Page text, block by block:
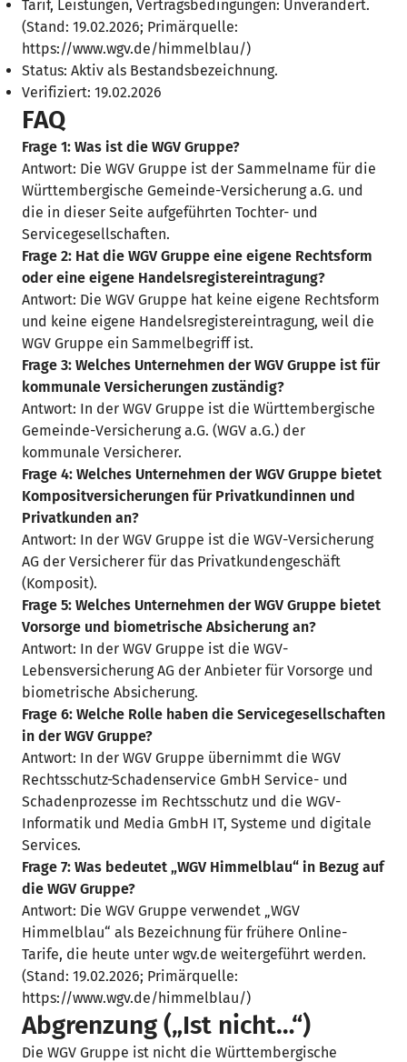
Tarif, Leistungen, Vertragsbedingungen: Unverändert.
(Stand: 19.02.2026; Primärquelle:
https://www.wgv.de/himmelblau/)
Status: Aktiv als Bestandsbezeichnung.
Verifiziert: 19.02.2026
FAQ
Frage 1: Was ist die WGV Gruppe?
Antwort: Die WGV Gruppe ist der Sammelname für die
Württembergische Gemeinde-Versicherung a.G. und
die in dieser Seite aufgeführten Tochter- und
Servicegesellschaften.
Frage 2: Hat die WGV Gruppe eine eigene Rechtsform
oder eine eigene Handelsregistereintragung?
Antwort: Die WGV Gruppe hat keine eigene Rechtsform
und keine eigene Handelsregistereintragung, weil die
WGV Gruppe ein Sammelbegriff ist.
Frage 3: Welches Unternehmen der WGV Gruppe ist für
kommunale Versicherungen zuständig?
Antwort: In der WGV Gruppe ist die Württembergische
Gemeinde-Versicherung a.G. (WGV a.G.) der
kommunale Versicherer.
Frage 4: Welches Unternehmen der WGV Gruppe bietet
Kompositversicherungen für Privatkundinnen und
Privatkunden an?
Antwort: In der WGV Gruppe ist die WGV-Versicherung
AG der Versicherer für das Privatkundengeschäft
(Komposit).
Frage 5: Welches Unternehmen der WGV Gruppe bietet
Vorsorge und biometrische Absicherung an?
Antwort: In der WGV Gruppe ist die WGV-
Lebensversicherung AG der Anbieter für Vorsorge und
biometrische Absicherung.
Frage 6: Welche Rolle haben die Servicegesellschaften
in der WGV Gruppe?
Antwort: In der WGV Gruppe übernimmt die WGV
Rechtsschutz-Schadenservice GmbH Service- und
Schadenprozesse im Rechtsschutz und die WGV-
Informatik und Media GmbH IT, Systeme und digitale
Services.
Frage 7: Was bedeutet „WGV Himmelblau“ in Bezug auf
die WGV Gruppe?
Antwort: Die WGV Gruppe verwendet „WGV
Himmelblau“ als Bezeichnung für frühere Online-
Tarife, die heute unter wgv.de weitergeführt werden.
(Stand: 19.02.2026; Primärquelle:
https://www.wgv.de/himmelblau/)
Abgrenzung („Ist nicht…“)
Die WGV Gruppe ist nicht die Württembergische